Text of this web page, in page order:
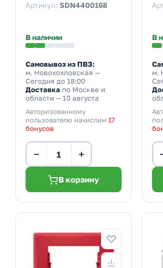
Артикул: SDN4400168
В наличии
Самовывоз из ПВЗ:
м. Новохохловская —
Сегодня до 18:00
Доставка по Москве и
области — 10 августа
Авторизованному
пользователю начислим 17
бонусов
− +
В корзину
В
м.